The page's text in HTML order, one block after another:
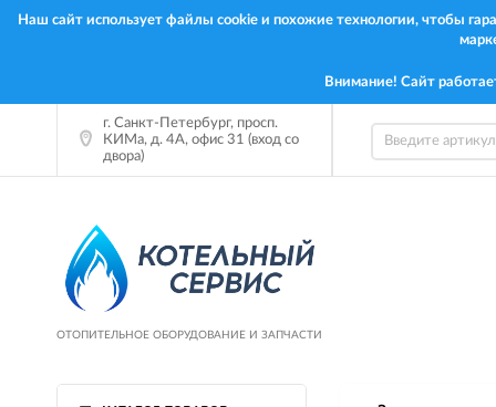
Наш сайт использует файлы cookie и похожие технологии, чтобы
Внимание! Сайт
г. Санкт-Петербург, просп.
КИМа, д. 4А, офис 31 (вход со
двора)
ОТОПИТЕЛЬНОЕ ОБОРУДОВАНИЕ И ЗАПЧАСТИ